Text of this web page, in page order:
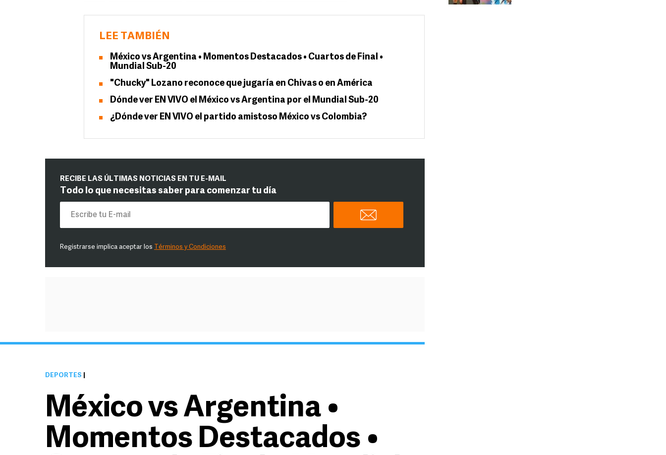
LEE TAMBIÉN
México vs Argentina • Momentos Destacados • Cuartos de Final •
Mundial Sub-20
"Chucky" Lozano reconoce que jugaría en Chivas o en América
Dónde ver EN VIVO el México vs Argentina por el Mundial Sub-20
¿Dónde ver EN VIVO el partido amistoso México vs Colombia?
RECIBE LAS ÚLTIMAS NOTICIAS EN TU E-MAIL
Todo lo que necesitas saber para comenzar tu día
Registrarse implica aceptar los Términos y Condiciones
DEPORTES
México vs Argentina •
Momentos Destacados •